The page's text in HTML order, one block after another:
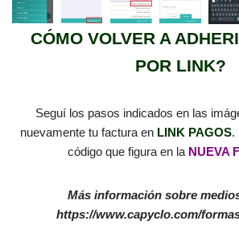
CÓMO VOLVER A
POR LINK?
Seguí los pasos indicados en las
nuevamente tu factura en LINK PAGOS.
código que figura en la NUEVA
Más información sobre
https://www.capyclo.com/